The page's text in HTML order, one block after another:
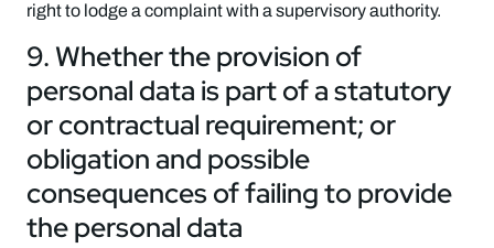
right to lodge a complaint with a supervisory authority.
9. Whether the provision of
personal data is part of a statutory
or contractual requirement; or
obligation and possible
consequences of failing to provide
the personal data